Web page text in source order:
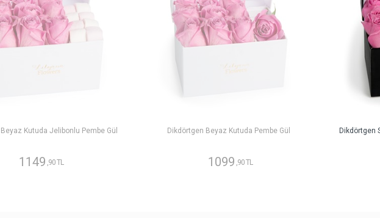
Kutuda Jelibonlu Pembe Gül
1149 ,90 TL
Dikdörtgen Beyaz Kutuda Pembe Gül
1099 ,90 TL
Dikdörtgen